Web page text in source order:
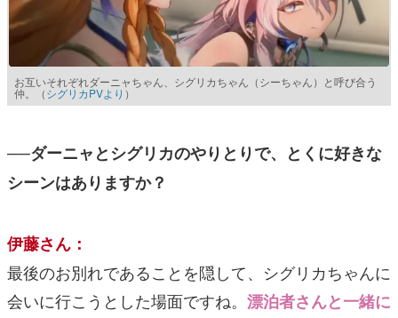
お互いそれぞれダーニャちゃん、シグリカちゃん（シーちゃん）と呼び合う
仲。（シグリカPVより ）
──ダーニャとシグリカのやりとりで、とくに好きな
シーンはありますか？
伊藤さん：
最後のお別れであることを隠して、シグリカちゃんに
会いに行こうとした場面ですね。 漂泊者さんと一緒に